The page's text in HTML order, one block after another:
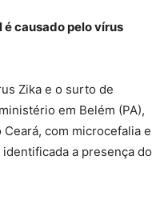
é causado pelo vírus
Zika e o surto de
em Belém (PA),
com microcefalia e
a presença do